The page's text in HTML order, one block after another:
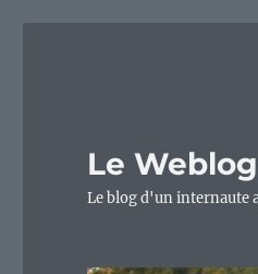
Le
Le blog d'un internaute